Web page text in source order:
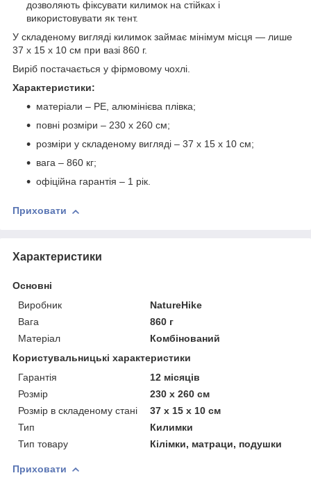
дозволяють фіксувати килимок на стійках і
використовувати як тент.
У складеному вигляді килимок займає мінімум місця — лише
37 х 15 х 10 см при вазі 860 г.
Виріб постачається у фірмовому чохлі.
Характеристики:
матеріали – PE, алюмінієва плівка;
повні розміри – 230 х 260 см;
розміри у складеному вигляді – 37 х 15 х 10 см;
вага – 860 кг;
офіційна гарантія – 1 рік.
Приховати
Характеристики
Основні
Виробник
NatureHike
Вага
860 г
Матеріал
Комбінований
Користувальницькі характеристики
Гарантія
12 місяців
Розмір
230 х 260 см
Розмір в складеному стані
37 х 15 х 10 см
Тип
Килимки
Тип товару
Кілімки, матраци, подушки
Приховати